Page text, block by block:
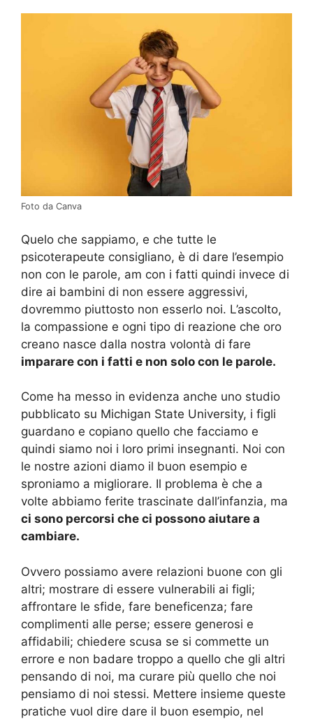
Foto da Canva
Quelo che sappiamo, e che tutte le
psicoterapeute consigliano, è di dare l’esempio
non con le parole, am con i fatti quindi invece di
dire ai bambini di non essere aggressivi,
dovremmo piuttosto non esserlo noi. L’ascolto,
la compassione e ogni tipo di reazione che oro
creano nasce dalla nostra volontà di fare
imparare con i fatti e non solo con le parole.
Come ha messo in evidenza anche uno studio
pubblicato su Michigan State University, i figli
guardano e copiano quello che facciamo e
quindi siamo noi i loro primi insegnanti. Noi con
le nostre azioni diamo il buon esempio e
sproniamo a migliorare. Il problema è che a
volte abbiamo ferite trascinate dall’infanzia, ma
ci sono percorsi che ci possono aiutare a
cambiare.
Ovvero possiamo avere relazioni buone con gli
altri; mostrare di essere vulnerabili ai figli;
affrontare le sfide, fare beneficenza; fare
complimenti alle perse; essere generosi e
affidabili; chiedere scusa se si commette un
errore e non badare troppo a quello che gli altri
pensando di noi, ma curare più quello che noi
pensiamo di noi stessi. Mettere insieme queste
pratiche vuol dire dare il buon esempio, nel